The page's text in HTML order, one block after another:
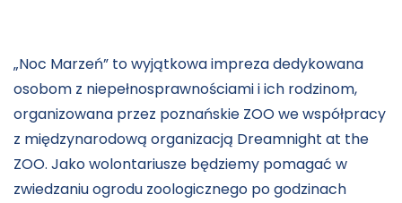
„Noc Marzeń” to wyjątkowa impreza dedykowana
osobom z niepełnosprawnościami i ich rodzinom,
organizowana przez poznańskie ZOO we współpracy
z międzynarodową organizacją Dreamnight at the
ZOO. Jako wolontariusze będziemy pomagać w
zwiedzaniu ogrodu zoologicznego po godzinach